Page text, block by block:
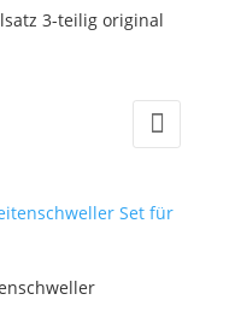
3-teilig original